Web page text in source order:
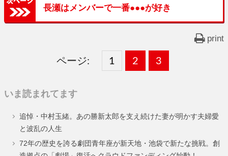
長瀬はメンバーで一番●●●が好き
print
ページ:
固
ー
ジ
1 ,
固
ー
ジ
2 ,
固
ー
ジ
3
いま読まれてます
追悼・中村玉緒。あの勝新太郎を支え続けた妻が明かす夫婦愛
と波乱の人生
72年の歴史を誇る劇団青年座が新天地・池袋で新たな挑戦。創